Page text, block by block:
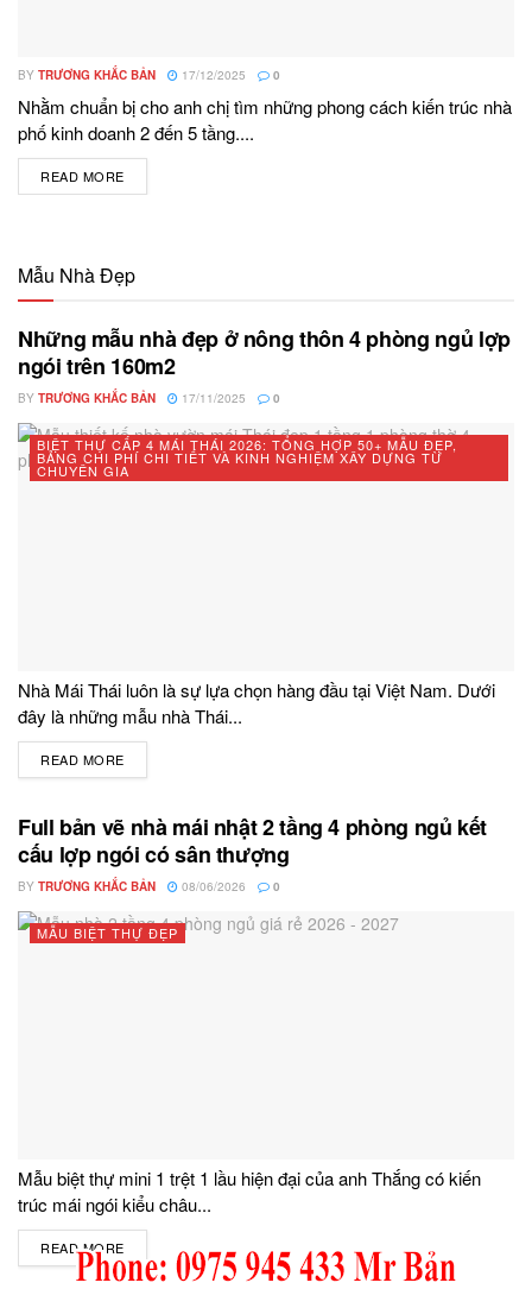
BY TRƯƠNG KHẮC BẢN 17/12/2025 0
Nhằm chuẩn bị cho anh chị tìm những phong cách kiến trúc nhà
phố kinh doanh 2 đến 5 tầng....
READ MORE
Mẫu Nhà Đẹp
Những mẫu nhà đẹp ở nông thôn 4 phòng ngủ lợp
ngói trên 160m2
BY TRƯƠNG KHẮC BẢN 17/11/2025 0
BIỆT THỰ CẤP 4 MÁI THÁI 2026: TỔNG HỢP 50+ MẪU ĐẸP,
BẢNG CHI PHÍ CHI TIẾT VÀ KINH NGHIỆM XÂY DỰNG TỪ
CHUYÊN GIA
Nhà Mái Thái luôn là sự lựa chọn hàng đầu tại Việt Nam. Dưới
đây là những mẫu nhà Thái...
READ MORE
Full bản vẽ nhà mái nhật 2 tầng 4 phòng ngủ kết
cấu lợp ngói có sân thượng
BY TRƯƠNG KHẮC BẢN 08/06/2026 0
MẪU BIỆT THỰ ĐẸP
Mẫu biệt thự mini 1 trệt 1 lầu hiện đại của anh Thắng có kiến
trúc mái ngói kiểu châu...
READ MORE DETAILS